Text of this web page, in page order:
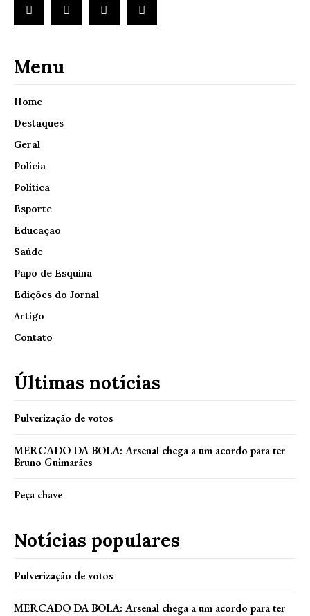
Menu
Home
Destaques
Geral
Polícia
Política
Esporte
Educação
Saúde
Papo de Esquina
Edições do Jornal
Artigo
Contato
Últimas notícias
Pulverização de votos
MERCADO DA BOLA: Arsenal chega a um acordo para ter
Bruno Guimarães
Peça chave
Notícias populares
Pulverização de votos
MERCADO DA BOLA: Arsenal chega a um acordo para ter